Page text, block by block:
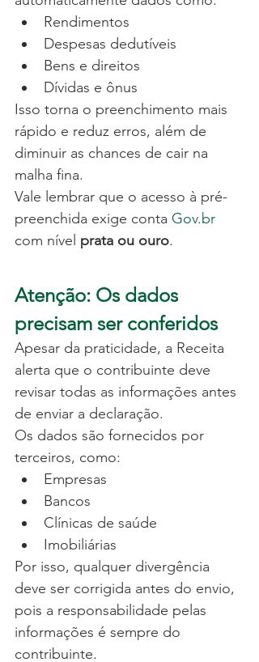
Rendimentos
Despesas dedutíveis
Bens e direitos
Dívidas e ônus
Isso torna o preenchimento mais
rápido e reduz erros, além de
diminuir as chances de cair na
malha fina.
Vale lembrar que o acesso à pré-
preenchida exige conta Gov.br
com nível prata ou ouro.
Atenção: Os dados
precisam ser conferidos
Apesar da praticidade, a Receita
alerta que o contribuinte deve
revisar todas as informações antes
de enviar a declaração.
Os dados são fornecidos por
terceiros, como:
Empresas
Bancos
Clínicas de saúde
Imobiliárias
Por isso, qualquer divergência
deve ser corrigida antes do envio,
pois a responsabilidade pelas
informações é sempre do
contribuinte.